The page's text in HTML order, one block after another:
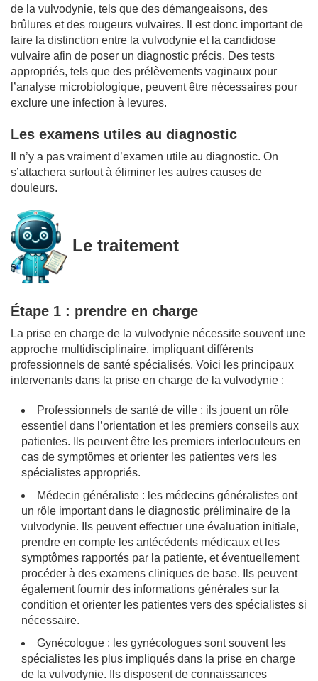
de la vulvodynie, tels que des démangeaisons, des
brûlures et des rougeurs vulvaires. Il est donc important de
faire la distinction entre la vulvodynie et la candidose
vulvaire afin de poser un diagnostic précis. Des tests
appropriés, tels que des prélèvements vaginaux pour
l’analyse microbiologique, peuvent être nécessaires pour
exclure une infection à levures.
Les examens utiles au diagnostic
Il n’y a pas vraiment d’examen utile au diagnostic. On
s’attachera surtout à éliminer les autres causes de
douleurs.
Le traitement
Étape 1 : prendre en charge
La prise en charge de la vulvodynie nécessite souvent une
approche multidisciplinaire, impliquant différents
professionnels de santé spécialisés. Voici les principaux
intervenants dans la prise en charge de la vulvodynie :
Professionnels de santé de ville : ils jouent un rôle
essentiel dans l’orientation et les premiers conseils aux
patientes. Ils peuvent être les premiers interlocuteurs en
cas de symptômes et orienter les patientes vers les
spécialistes appropriés.
Médecin généraliste : les médecins généralistes ont
un rôle important dans le diagnostic préliminaire de la
vulvodynie. Ils peuvent effectuer une évaluation initiale,
prendre en compte les antécédents médicaux et les
symptômes rapportés par la patiente, et éventuellement
procéder à des examens cliniques de base. Ils peuvent
également fournir des informations générales sur la
condition et orienter les patientes vers des spécialistes si
nécessaire.
Gynécologue : les gynécologues sont souvent les
spécialistes les plus impliqués dans la prise en charge
de la vulvodynie. Ils disposent de connaissances